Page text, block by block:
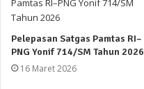
Pelepasan Satgas Pamtas RI–
PNG Yonif 714/SM Tahun 2026
16 Maret 2026